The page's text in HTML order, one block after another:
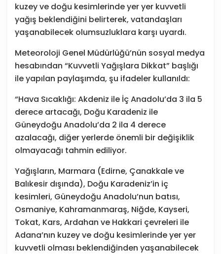
kuzey ve doğu kesimlerinde yer yer kuvvetli
yağış beklendiğini belirterek, vatandaşları
yaşanabilecek olumsuzluklara karşı uyardı.
Meteoroloji Genel Müdürlüğü’nün sosyal medya
hesabından “Kuvvetli Yağışlara Dikkat” başlığı
ile yapılan paylaşımda, şu ifadeler kullanıldı:
“Hava Sıcaklığı: Akdeniz ile İç Anadolu’da 3 ila 5
derece artacağı, Doğu Karadeniz ile
Güneydoğu Anadolu’da 2 ila 4 derece
azalacağı, diğer yerlerde önemli bir değişiklik
olmayacağı tahmin ediliyor.
Yağışların, Marmara (Edirne, Çanakkale ve
Balıkesir dışında), Doğu Karadeniz’in iç
kesimleri, Güneydoğu Anadolu’nun batısı,
Osmaniye, Kahramanmaraş, Niğde, Kayseri,
Tokat, Kars, Ardahan ve Hakkari çevreleri ile
Adana’nın kuzey ve doğu kesimlerinde yer yer
kuvvetli olması beklendiğinden yaşanabilecek